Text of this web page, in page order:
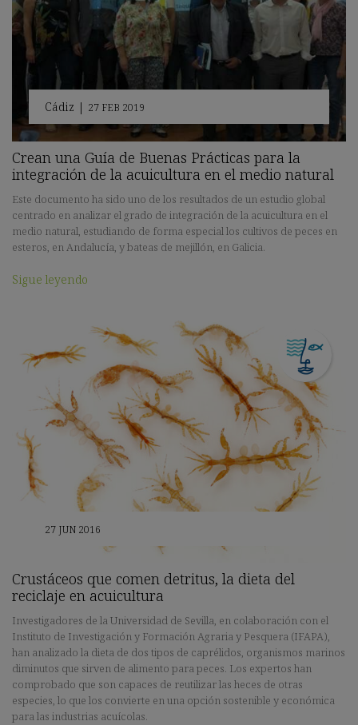
Cádiz | 27 FEB 2019
Crean una Guía de Buenas Prácticas para la
integración de la acuicultura en el medio natural
Este documento ha sido uno de los resultados de un estudio global
centrado en analizar el grado de integración de la acuicultura en el
medio natural, estudiando de forma especial los cultivos de peces en
esteros, en Andalucía, y bateas de mejillón, en Galicia.
Sigue leyendo
27 JUN 2016
Crustáceos que comen detritus, la dieta del
reciclaje en acuicultura
Investigadores de la Universidad de Sevilla, en colaboración con el
Instituto de Investigación y Formación Agraria y Pesquera (IFAPA),
han analizado la dieta de dos tipos de caprélidos, organismos marinos
diminutos que sirven de alimento para peces. Los expertos han
comprobado que son capaces de reutilizar las heces de otras
especies, lo que los convierte en una opción sostenible y económica
para las industrias acuícolas.